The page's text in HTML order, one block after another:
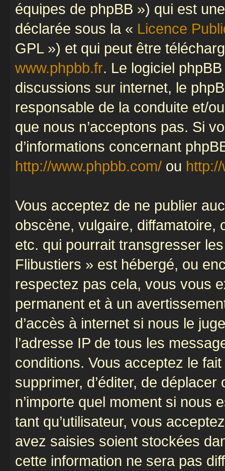
équipes de phpBB ») qui est
déclarée sous la « Licence
GPL ») et qui peut être
www.phpbb.fr. Le logiciel
discussions sur internet, le
responsable de la conduite et/
que nous n’acceptons pas. Si
d’informations concernant
http://www.phpbb.com/ ou
Vous acceptez de ne publier
obscène, vulgaire, diffamatoire,
etc. qui pourrait transgresser
Flibustiers » est hébergé, ou
respectez pas cela, vous vous
permanent et à un
d’accès à internet si nous le
l’adresse IP de tous les
conditions. Vous acceptez le
supprimer, d’éditer, de
n’importe quel moment si nous
tant qu’utilisateur, vous
avez saisies soient stockées
cette information ne sera pas